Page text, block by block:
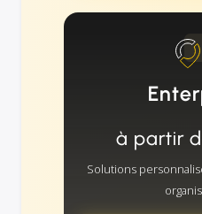
à partir
Solutions